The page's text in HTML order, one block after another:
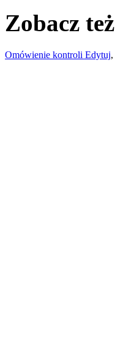
Zobacz też
Omówienie kontroli Edytuj,